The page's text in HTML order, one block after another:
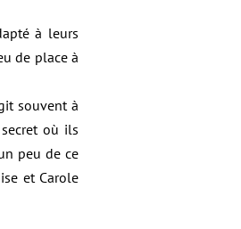
à leurs
de place à
souvent à
où ils
peu de ce
et Carole